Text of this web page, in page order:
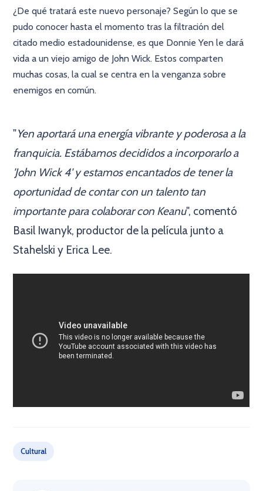
¿De qué tratará este nuevo personaje? Según lo que se
pudo conocer hasta el momento tras la filtración del
citado medio estadounidense, es que Donnie Yen le dará
vida a un viejo amigo de John Wick. Estos comparten
muchas cosas, la cual se centra en la venganza sobre
enemigos en común.
"Yen aportará una energía vibrante y poderosa a la
franquicia. Estábamos decididos a incorporarlo a
'John Wick 4' y estamos encantados de tener la
oportunidad de contar con un talento tan
importante para colaborar con Keanu", comentó
Basil Iwanyk, productor de la película junto a
Stahelski y Erica Lee.
Cultural